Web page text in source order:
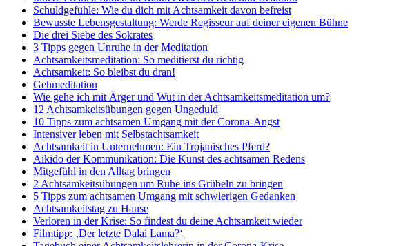
Schuldgefühle: Wie du dich mit Achtsamkeit davon befreist
Bewusste Lebensgestaltung: Werde Regisseur auf deiner eigenen Bühne
Die drei Siebe des Sokrates
3 Tipps gegen Unruhe in der Meditation
Achtsamkeitsmeditation: So meditierst du richtig
Achtsamkeit: So bleibst du dran!
Gehmeditation
Wie gehe ich mit Ärger und Wut in der Achtsamkeitsmeditation um?
12 Achtsamkeitsübungen gegen Ungeduld
10 Tipps zum achtsamen Umgang mit der Corona-Angst
Intensiver leben mit Selbstachtsamkeit
Achtsamkeit in Unternehmen: Ein Trojanisches Pferd?
Aikido der Kommunikation: Die Kunst des achtsamen Redens
Mitgefühl in den Alltag bringen
2 Achtsamkeitsübungen um Ruhe ins Grübeln zu bringen
5 Tipps zum achtsamen Umgang mit schwierigen Gedanken
Achtsamkeitstag zu Hause
Verloren in der Krise: So findest du deine Achtsamkeit wieder
Filmtipp: ‚Der letzte Dalai Lama?‘